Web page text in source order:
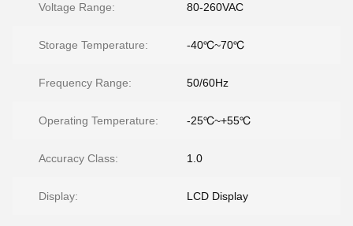
Voltage Range: 80-260VAC
Storage Temperature: -40℃~70℃
Frequency Range: 50/60Hz
Operating Temperature: -25℃~+55℃
Accuracy Class: 1.0
Display: LCD Display